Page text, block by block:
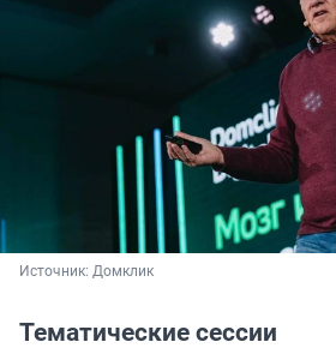
Источник: Домклик
Тематические сессии